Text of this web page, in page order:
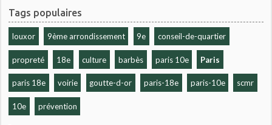
Tags populaires
louxor 9ème arrondissement 9e conseil-de-quartier
propreté 18e culture barbès paris 10e Paris
paris 18e voirie goutte-d-or paris-18e paris-10e scmr
10e prévention